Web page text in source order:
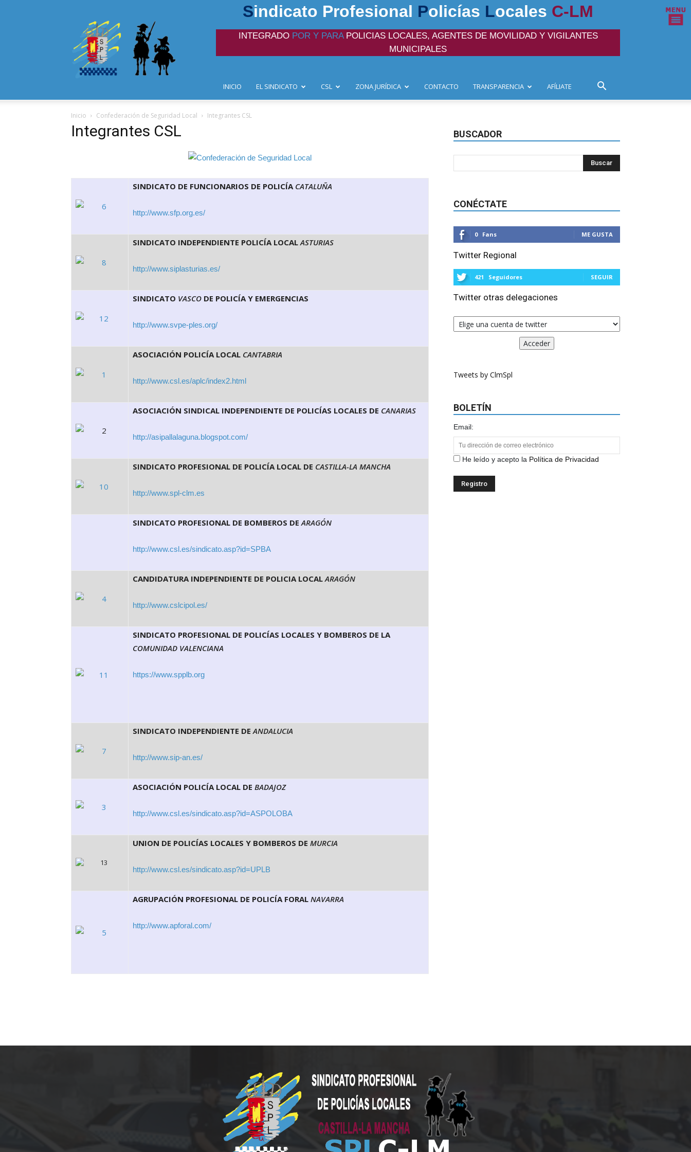
Sindicato Profesional Policías Locales C-LM
INTEGRADO POR Y PARAPOLICIAS LOCALES, AGENTES DE MOVILIDAD Y VIGILANTES
MUNICIPALES
INICIO EL SINDICATO CSL ZONA JURÍDICA CONTACTO TRANSPARENCIA AFÍLIATE
Inicio Confederación de Seguridad Local Integrantes CSL
Integrantes CSL
SINDICATO DE FUNCIONARIOS DE POLICÍA CATALUÑA
http://www.sfp.org.es/
SINDICATO INDEPENDIENTE POLICÍA LOCALASTURIAS
http://www.siplasturias.es/
SINDICATO VASCO DE POLICÍA Y EMERGENCIAS
http://www.svpe-ples.org/
ASOCIACIÓN POLICÍA LOCAL CANTABRIA
http://www.csl.es/aplc/index2.html
ASOCIACIÓN SINDICAL INDEPENDIENTE DE POLICÍAS LOCALES DE CANARIAS
http://asipallalaguna.blogspot.com/
SINDICATO PROFESIONAL DE POLICÍA LOCAL DE CASTILLA-LA MANCHA
http://www.spl-clm.es
SINDICATO PROFESIONAL DE BOMBEROS DEARAGÓN
http://www.csl.es/sindicato.asp?id=SPBA
CANDIDATURA INDEPENDIENTE DE POLICIA LOCALARAGÓN
http://www.cslcipol.es/
SINDICATO PROFESIONAL DE POLICÍAS LOCALES Y BOMBEROS DE LA
COMUNIDAD VALENCIANA
https://www.spplb.org
SINDICATO INDEPENDIENTE DEANDALUCIA
http://www.sip-an.es/
ASOCIACIÓN POLICÍA LOCAL DE BADAJOZ
http://www.csl.es/sindicato.asp?id=ASPOLOBA
UNION DE POLICÍAS LOCALES Y BOMBEROS DE MURCIA
http://www.csl.es/sindicato.asp?id=UPLB
AGRUPACIÓN PROFESIONAL DE POLICÍA FORAL NAVARRA
http://www.apforal.com/
BUSCADOR
CONÉCTATE
0 Fans ME GUSTA
Twitter Regional
421 Seguidores SEGUIR
Twitter otras delegaciones
Tweets by ClmSpl
BOLETÍN
Email:
He leído y acepto la Política de Privacidad